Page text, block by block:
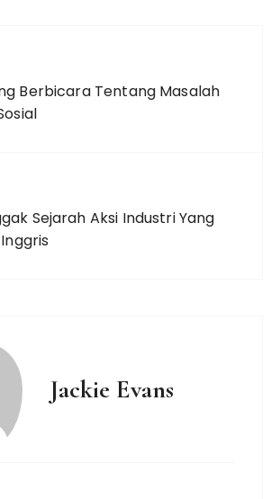
Berbicara Tentang Masalah
Sejarah Aksi Industri Yang
Jackie Evans